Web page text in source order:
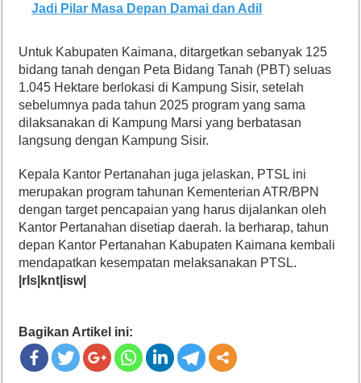
Jadi Pilar Masa Depan Damai dan Adil
Untuk Kabupaten Kaimana, ditargetkan sebanyak 125
bidang tanah dengan Peta Bidang Tanah (PBT) seluas
1.045 Hektare berlokasi di Kampung Sisir, setelah
sebelumnya pada tahun 2025 program yang sama
dilaksanakan di Kampung Marsi yang berbatasan
langsung dengan Kampung Sisir.
Kepala Kantor Pertanahan juga jelaskan, PTSL ini
merupakan program tahunan Kementerian ATR/BPN
dengan target pencapaian yang harus dijalankan oleh
Kantor Pertanahan disetiap daerah. Ia berharap, tahun
depan Kantor Pertanahan Kabupaten Kaimana kembali
mendapatkan kesempatan melaksanakan PTSL.
|rls|knt|isw|
Bagikan Artikel ini: